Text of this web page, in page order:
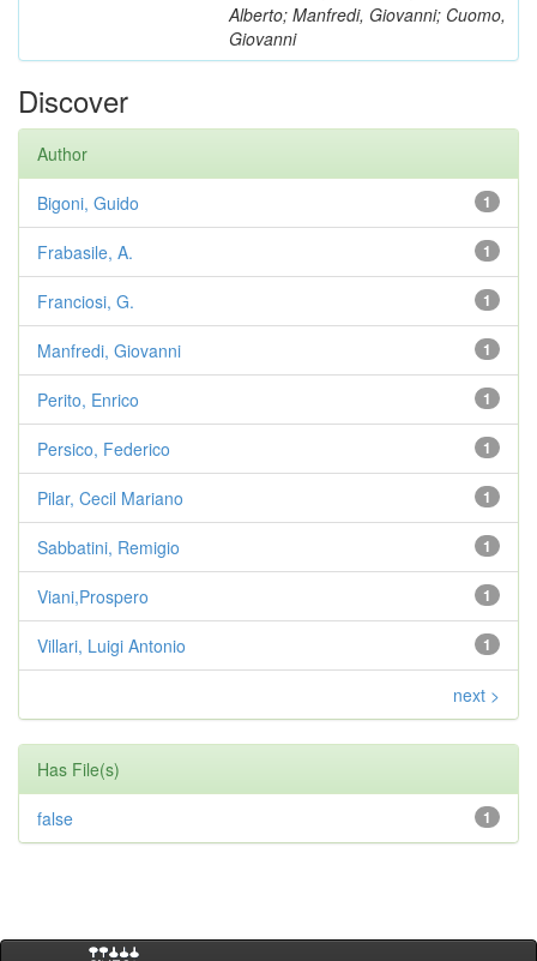
Alberto; Manfredi, Giovanni; Cuomo,
Giovanni
Discover
Author
1
Bigoni, Guido
1
Frabasile, A.
1
Franciosi, G.
1
Manfredi, Giovanni
1
Perito, Enrico
1
Persico, Federico
1
Pilar, Cecil Mariano
1
Sabbatini, Remigio
1
Viani,Prospero
1
Villari, Luigi Antonio
next >
Has File(s)
1
false